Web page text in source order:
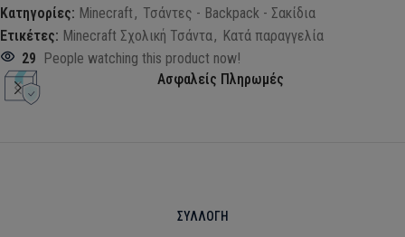
Κατηγορίες: Minecraft , Τσάντες - Backpack - Σακίδια
Ετικέτες: Minecraft Σχολική Τσάντα, Κατά παραγγελία
29 People watching this product now!
Ασφαλείς Πληρωμές
ΣΥΛΛΟΓΗ